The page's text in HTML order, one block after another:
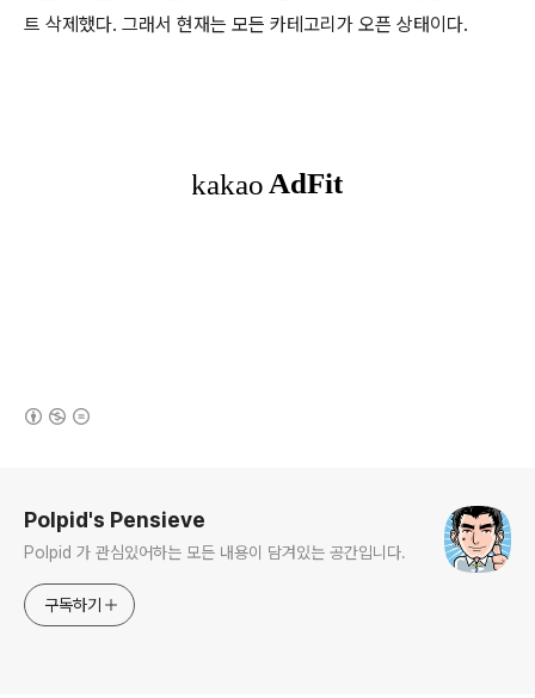
트 삭제했다. 그래서 현재는 모든 카테고리가 오픈 상태이다.
Polpid's Pensieve
Polpid 가 관심있어하는 모든 내용이 담겨있는 공간입니다.
구독하기